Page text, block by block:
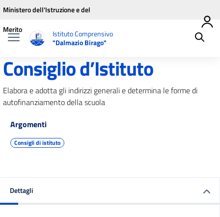
Vai ai contenuti
Vai al menu di navigazione
Vai al footer
Ministero dell'Istruzione e del
Merito
Istituto Comprensivo
"Dalmazio Birago"
Consiglio d’Istituto
Elabora e adotta gli indirizzi generali e determina le forme di
autofinanziamento della scuola
Argomenti
Consigli di istituto
Dettagli